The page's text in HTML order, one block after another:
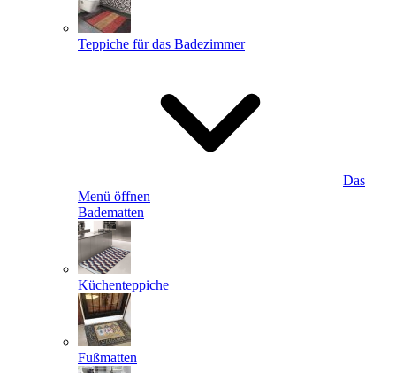
Teppiche für das Badezimmer
Das
Menü öffnen
Badematten
Küchenteppiche
Fußmatten